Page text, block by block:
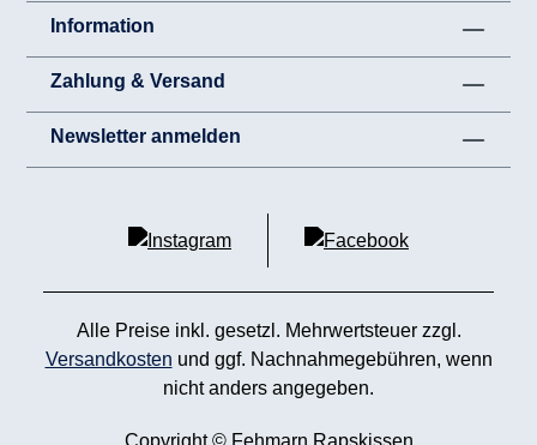
Information
Zahlung & Versand
Newsletter anmelden
Alle Preise inkl. gesetzl. Mehrwertsteuer zzgl.
Versandkosten und ggf. Nachnahmegebühren, wenn
nicht anders angegeben.
Copyright © Fehmarn Rapskissen